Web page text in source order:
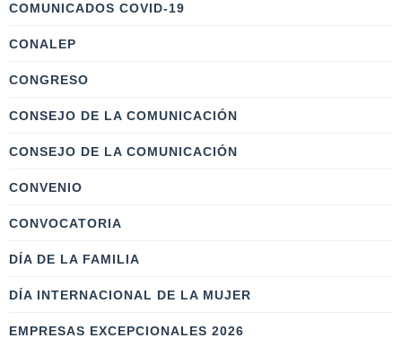
COMUNICADOS COVID-19
CONALEP
CONGRESO
CONSEJO DE LA COMUNICACIÓN
CONSEJO DE LA COMUNICACIÓN
CONVENIO
CONVOCATORIA
DÍA DE LA FAMILIA
DÍA INTERNACIONAL DE LA MUJER
EMPRESAS EXCEPCIONALES 2026